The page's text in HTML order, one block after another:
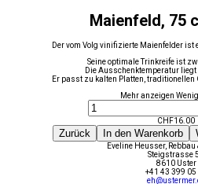
Maienfeld, 75
Der vom Volg vinifizierte Maienfelder
Seine optimale Trinkreife ist
Die Ausschenktemperatur
Er passt zu kalten Platten, traditionellen
Mehr anzeigen
CHF16.00
Zurück In den Warenkorb
Eveline Heusser, Rebbau
Steigstrasse
8610 Uster
+41 43 399 05